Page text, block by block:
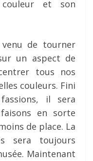
et son
de tourner
un aspect de
tous nos
couleurs. Fini
il sera
en sorte
de place. La
sera toujours
Maintenant